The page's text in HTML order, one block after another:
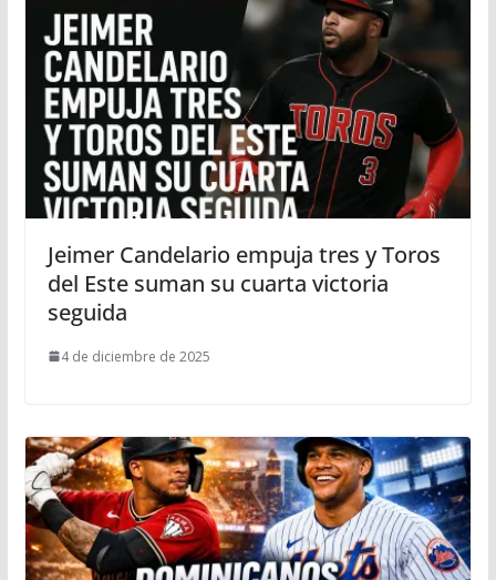
Jeimer Candelario empuja tres y Toros
del Este suman su cuarta victoria
seguida
4 de diciembre de 2025